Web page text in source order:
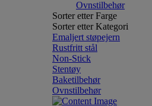
Ovnstilbehør
Sorter etter Farge
Sorter etter Kategori
Emaljert støpejern
Rustfritt stål
Non-Stick
Stentøy
Baketilbehør
Ovnstilbehør